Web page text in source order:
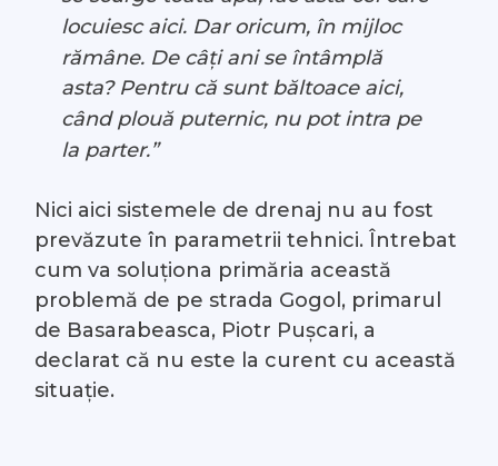
locuiesc aici. Dar oricum, în mijloc
rămâne. De câți ani se întâmplă
asta? Pentru că sunt băltoace aici,
când plouă puternic, nu pot intra pe
la parter.”
Nici aici sistemele de drenaj nu au fost
prevăzute în parametrii tehnici. Întrebat
cum va soluționa primăria această
problemă de pe strada Gogol, primarul
de Basarabeasca, Piotr Pușcari, a
declarat că nu este la curent cu această
situație.